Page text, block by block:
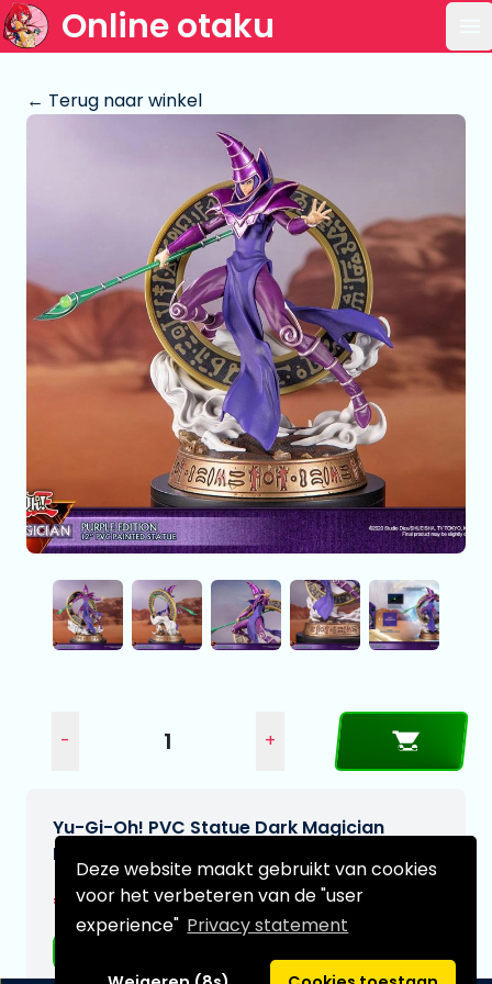
Deze website maakt gebruikt van cookies
voor het verbeteren van de "user
experience" Privacy statement
Online otaku
← Terug naar winkel
Yu-Gi-Oh! PVC Statue Dark Magician
Purple Version 29 cm
€112,95
- +